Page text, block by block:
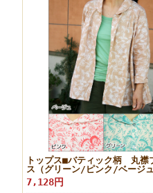
トップス■バティック柄 丸襟
ス（グリーン/ピンク/ベージュ
7,128円